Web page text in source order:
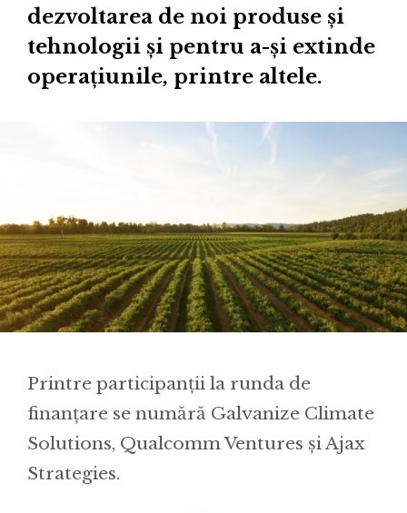
dezvoltarea de noi produse și
tehnologii și pentru a-și extinde
operațiunile, printre altele.
Printre participanții la runda de
finanțare se numără Galvanize Climate
Solutions, Qualcomm Ventures și Ajax
Strategies.